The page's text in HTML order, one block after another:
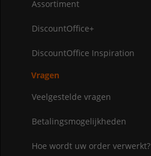
Assortiment
DiscountOffice+
DiscountOffice Inspiration
Vragen
Veelgestelde vragen
Betalingsmogelijkheden
Hoe wordt uw order verwerkt?